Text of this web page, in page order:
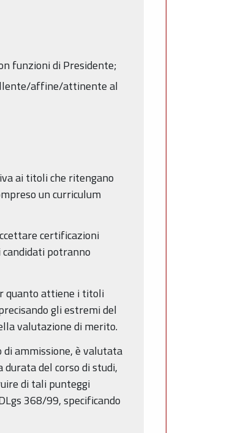
funzioni di Presidente;
affine/attinente al
ai titoli che ritengano
un curriculum
certificazioni
potranno
quanto attiene i titoli
gli estremi del
valutazione di merito.
ammissione, è valutata
del corso di studi,
di tali punteggi
368/99, specificando